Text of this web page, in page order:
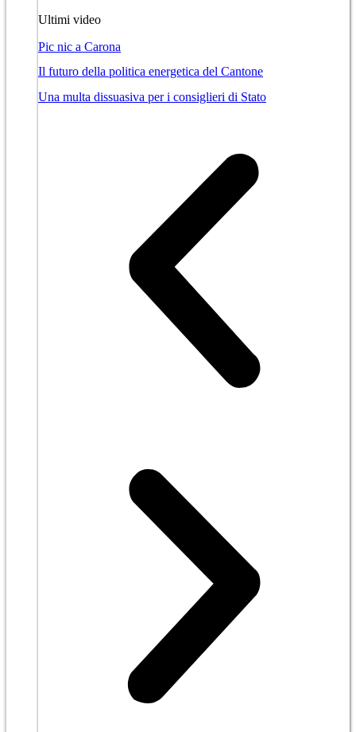
Ultimi video
Pic nic a Carona
Il futuro della politica energetica del Cantone
Una multa dissuasiva per i consiglieri di Stato